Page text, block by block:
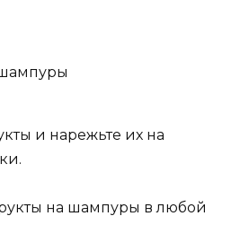
и нарежьте их на
на шампуры в любой